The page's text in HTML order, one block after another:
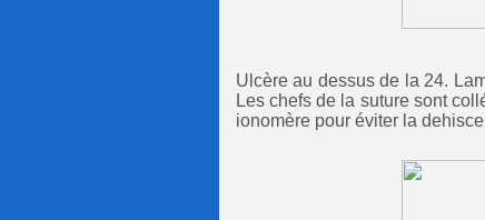
Ulcère au dessus de la 24.
Les chefs de la suture sont
ionomère pour éviter la